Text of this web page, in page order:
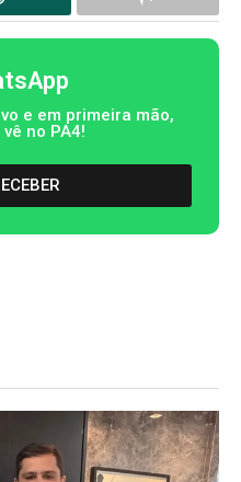
e em primeira mão,
no PA4!